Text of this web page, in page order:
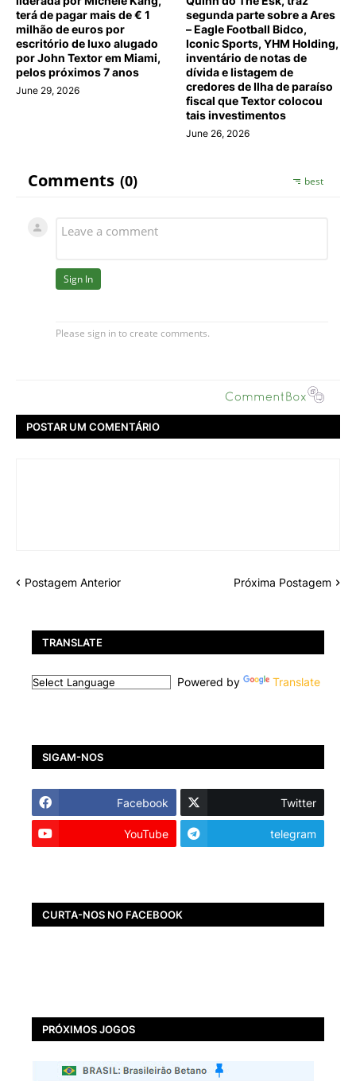
terá de pagar mais de € 1
milhão de euros por
escritório de luxo alugado
por John Textor em Miami,
pelos próximos 7 anos
June 29, 2026
segunda parte sobre a Ares
– Eagle Football Bidco,
Iconic Sports, YHM Holding,
inventário de notas de
dívida e listagem de
credores de Ilha de paraíso
fiscal que Textor colocou
tais investimentos
June 26, 2026
POSTAR UM COMENTÁRIO
Postagem Anterior Próxima Postagem
TRANSLATE
Powered by Translate
SIGAM-NOS
Facebook Twitter
YouTube telegram
CURTA-NOS NO FACEBOOK
PRÓXIMOS JOGOS